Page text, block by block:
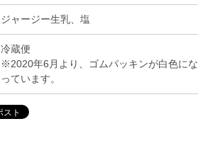
ジャージー生乳、塩
冷蔵便
※2020年6月より、ゴムパッキンが白色にな
っています。